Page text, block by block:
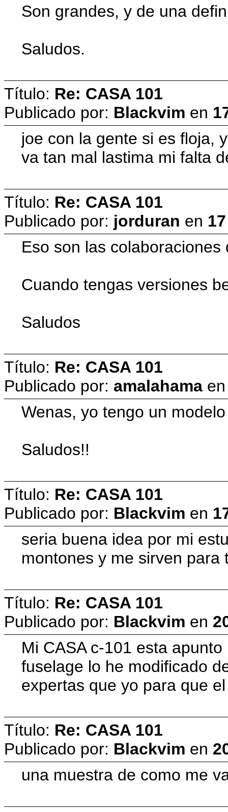
Son grandes, y de una
Saludos.
Título: Re: CASA 101
Publicado por: Blackvim en
joe con la gente si es floja,
va tan mal lastima mi falta
Título: Re: CASA 101
Publicado por: jorduran en
Eso son las
Cuando tengas versiones
Saludos
Título: Re: CASA 101
Publicado por: amalahama
Wenas, yo tengo un
Saludos!!
Título: Re: CASA 101
Publicado por: Blackvim en
seria buena idea por mi
montones y me sirven para
Título: Re: CASA 101
Publicado por: Blackvim en
Mi CASA c-101 esta
fuselage lo he modificado
expertas que yo para que
Título: Re: CASA 101
Publicado por: Blackvim en
una muestra de como me